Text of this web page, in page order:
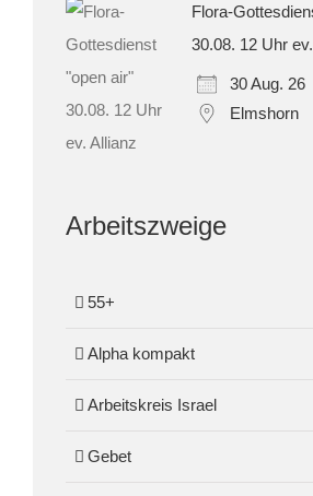
Flora-
30.08. 12 Uhr
30 Aug. 26
Elmshorn
Arbeitszweige
55+
Alpha kompakt
Arbeitskreis Israel
Gebet